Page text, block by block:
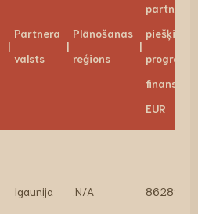
Partnera
valsts
Plānošanas
reģions
partnerim
EUR
Igaunija .N/A 86289.36